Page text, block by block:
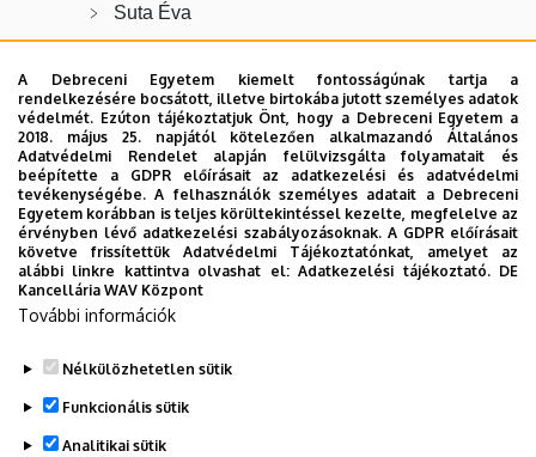
Suta Éva
PhD hallgatók:
Dienes Balázs Bence
Tóth Ildikó
Major Zsigmond
Dr. Veres János Jenő
Legutóbbi frissítés: 2025. 09. 15. 09:57
A Debreceni Egyetem kiemelt fontosságúnak tartja a
rendelkezésére bocsátott, illetve birtokába jutott személyes adatok
védelmét. Ezúton tájékoztatjuk Önt, hogy a Debreceni Egyetem a
2018. május 25. napjától kötelezően alkalmazandó Általános
Adatvédelmi Rendelet alapján felülvizsgálta folyamatait és
beépítette a GDPR előírásait az adatkezelési és adatvédelmi
tevékenységébe. A felhasználók személyes adatait a Debreceni
Egyetem korábban is teljes körültekintéssel kezelte, megfelelve az
érvényben lévő adatkezelési szabályozásoknak. A GDPR előírásait
követve frissítettük Adatvédelmi Tájékoztatónkat, amelyet az
alábbi linkre kattintva olvashat el:Adatkezelési tájékoztató. DE
Kancellária WAV Központ
További információk
Nélkülözhetetlen sütik
Funkcionális sütik
Analitikai sütik